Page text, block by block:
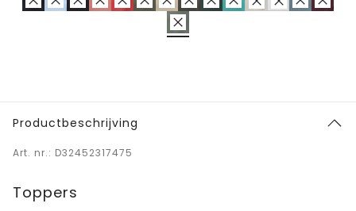
Productbeschrijving
Art. nr.: D32452317475
Toppers